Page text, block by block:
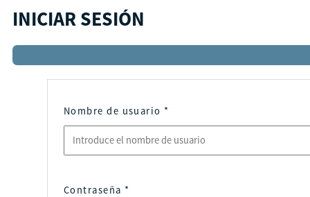
INICIAR SESIÓN
Nombre de usuario *
Contraseña *